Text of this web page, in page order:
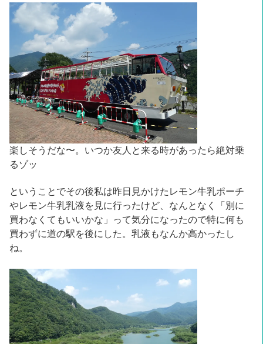
楽しそうだな〜。いつか友人と来る時があったら絶対乗
るゾッ
ということでその後私は昨日見かけたレモン牛乳ポーチ
やレモン牛乳乳液を見に行ったけど、なんとなく「別に
買わなくてもいいかな」って気分になったので特に何も
買わずに道の駅を後にした。乳液もなんか高かったし
ね。